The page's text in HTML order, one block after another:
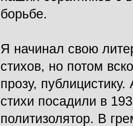
борьбе.
Я начинал свою
стихов, но потом
прозу,
стихи посадили в
политизолятор. В